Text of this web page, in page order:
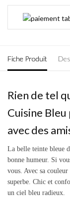
Fiche Produit
Rien de tel
Cuisine
avec des
La belle teinte bleue
bonne humeur. Si
vous. Avec sa
superbe. Chic et
un ciel bleu radieux.